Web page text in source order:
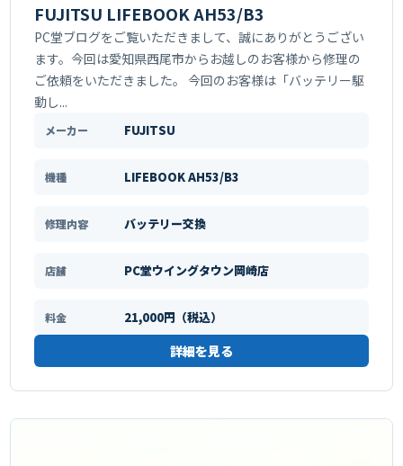
FUJITSU LIFEBOOK AH53/B3
PC堂ブログをご覧いただきまして、誠にありがとうござい
ます。今回は愛知県西尾市からお越しのお客様から修理の
ご依頼をいただきました。 今回のお客様は「バッテリー駆
動し...
メーカー FUJITSU
機種 LIFEBOOK AH53/B3
修理内容 バッテリー交換
店舗 PC堂ウイングタウン岡崎店
料金 21,000円（税込）
詳細を見る